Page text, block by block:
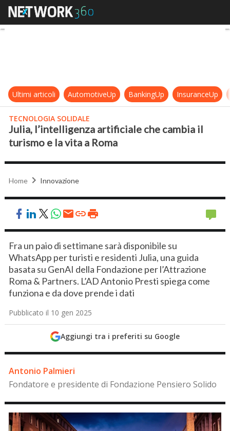
Julia, l’intelligenza artificiale che
Ultimi articoli AutomotiveUp BankingUp InsuranceUp
TECNOLOGIA SOLIDALE
Julia, l’intelligenza artificiale che cambia il
turismo e la vita a Roma
Home Innovazione
Fra un paio di settimane sarà disponibile su
WhatsApp per turisti e residenti Julia, una guida
basata su GenAI della Fondazione per l’Attrazione
Roma & Partners. L’AD Antonio Presti spiega come
funziona e da dove prende i dati
Pubblicato il 10 gen 2025
Aggiungi tra i preferiti su Google
Antonio Palmieri
Fondatore e presidente di Fondazione Pensiero Solido